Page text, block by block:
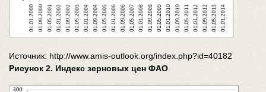
Источник: http://www.amis-outlook.org/index.php?id=40182
Рисунок 2. Индекс зерновых цен ФАО